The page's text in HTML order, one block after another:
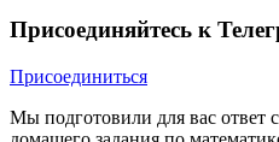
Присоединяйтесь к
Присоединиться
Мы подготовили для вас ответ